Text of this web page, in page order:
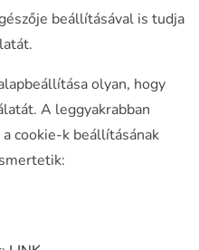
beállításával is tudja
olyan, hogy
A leggyakrabban
cookie-k beállításának